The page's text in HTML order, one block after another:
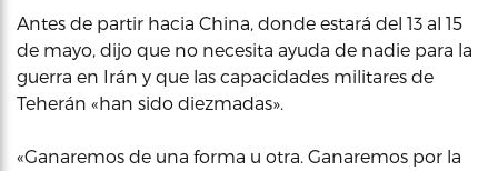
Antes de partir hacia China, donde estará del 13 al 15
de mayo, dijo que no necesita ayuda de nadie para la
guerra en Irán y que las capacidades militares de
Teherán «han sido diezmadas».
«Ganaremos de una forma u otra. Ganaremos por la